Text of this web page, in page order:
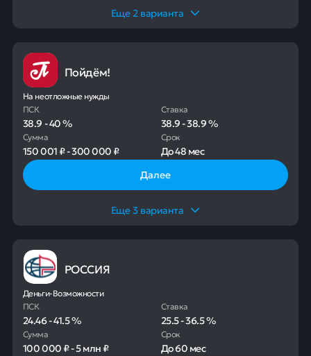
Еще2 варианта
Пойдём!
На неотложные нужды
ПСК
38.9-40%
Ставка
38.9-38.9%
Сумма
150 001 ₽-300 000 ₽
Срок
До48 мес
Далее
Еще3 варианта
РОССИЯ
Деньги-Возможности
ПСК
24.46-41.5%
Ставка
25.5-36.5%
Сумма
100 000 ₽-5 млн ₽
Срок
До60 мес